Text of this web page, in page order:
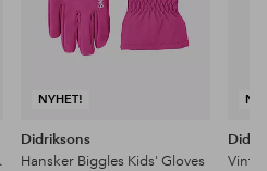
NYHET!
Didriksons
Hansker Biggles Kids' Gloves